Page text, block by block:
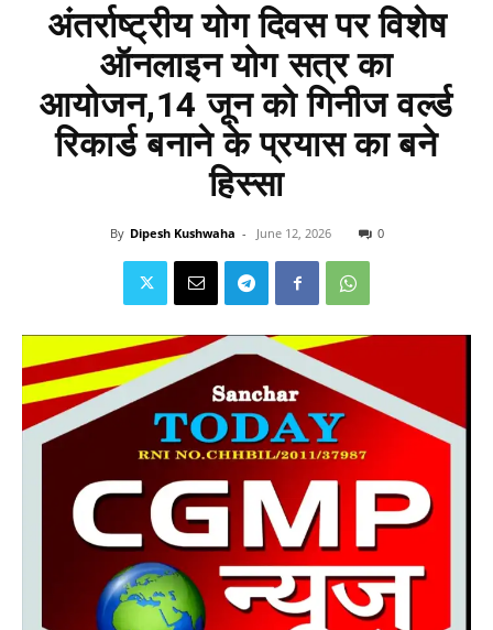
अंतर्राष्ट्रीय योग दिवस पर विशेष
ऑनलाइन योग सत्र का
आयोजन,14 जून को गिनीज वर्ल्ड
रिकार्ड बनाने के प्रयास का बने
हिस्सा
By Dipesh Kushwaha - June 12, 2026 0